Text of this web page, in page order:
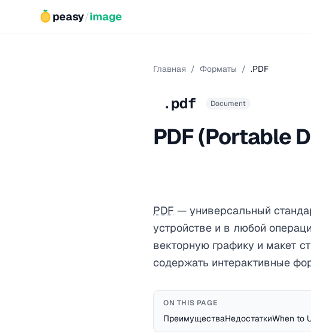
peasy/image
Главная / Форматы / .PDF
.pdf Document
PDF (Portable
PDF — универсальный
устройстве и в любой
векторную графику и макет
содержать интерактивные
ON THIS PAGE
ПреимуществаНедостаткиWhen to